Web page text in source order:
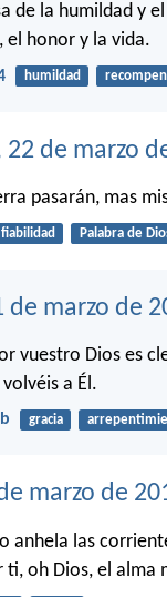
de la humildad y
el honor y la vida.
humildad
de marzo
pasarán, mas
fiabilidad Palabra de
de marzo de
vuestro Dios es
a Él.
gracia
marzo de
anhela las
ti, oh Dios, el alma